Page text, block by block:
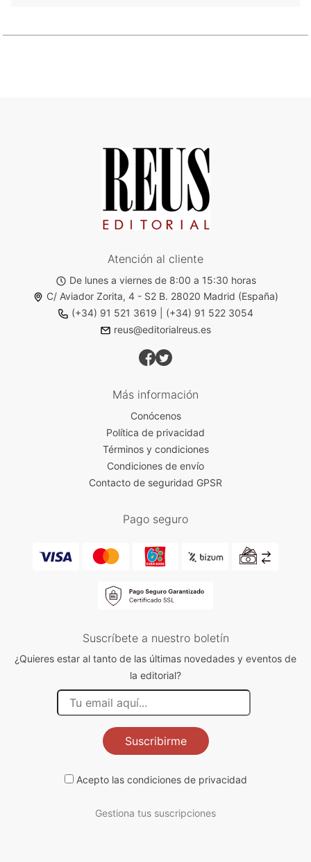
Atención al cliente
De lunes a viernes de 8:00 a 15:30 horas
C/ Aviador Zorita, 4 - S2 B. 28020 Madrid (España)
(+34) 91 521 3619
(+34) 91 522 3054
reus@editorialreus.es
Más información
Conócenos
Política de privacidad
Términos y condiciones
Condiciones de envío
Contacto de seguridad GPSR
Pago seguro
Suscríbete a nuestro boletín
¿Quieres estar al tanto de las últimas novedades y eventos de
la editorial?
Suscribirme
Acepto las condiciones de privacidad
Gestiona tus suscripciones